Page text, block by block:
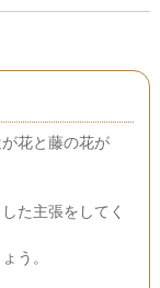
花と藤の花が
た主張をしてく
う。